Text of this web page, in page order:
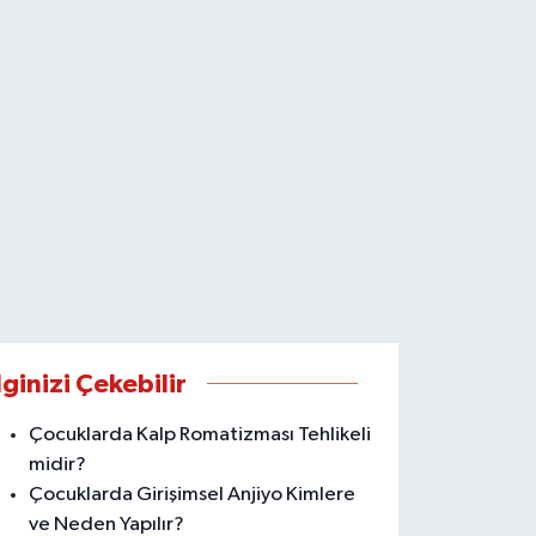
Çekebilir
Çocuklarda Kalp Romatizması Tehlikeli
midir?
Çocuklarda Girişimsel Anjiyo Kimlere
ve Neden Yapılır?